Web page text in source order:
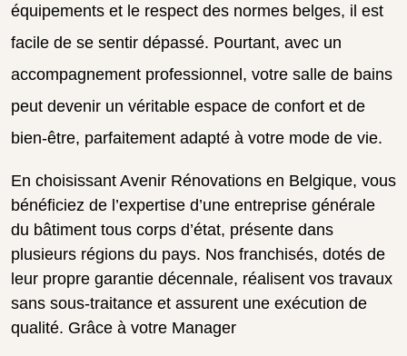
équipements et le respect des normes belges, il est
facile de se sentir dépassé. Pourtant, avec un
accompagnement professionnel, votre salle de bains
peut devenir un véritable espace de confort et de
bien-être, parfaitement adapté à votre mode de vie.
En choisissant Avenir Rénovations en Belgique, vous
bénéficiez de l’expertise d’une entreprise générale
du bâtiment tous corps d’état, présente dans
plusieurs régions du pays. Nos franchisés, dotés de
leur propre garantie décennale, réalisent vos travaux
sans sous-traitance et assurent une exécution de
qualité. Grâce à votre Manager